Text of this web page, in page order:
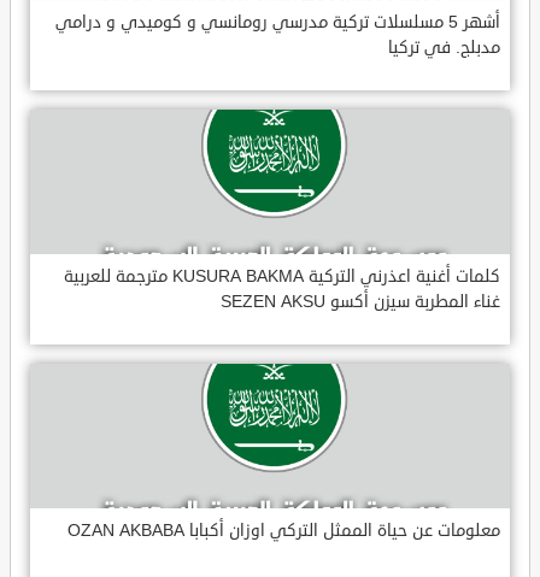
أشهر 5 مسلسلات تركية مدرسي رومانسي و كوميدي و درامي
مدبلج. في تركيا
كلمات أغنية اعذرني التركية KUSURA BAKMA مترجمة للعربية
غناء المطربة سيزن أكسو SEZEN AKSU
معلومات عن حياة الممثل التركي اوزان أكبابا OZAN AKBABA